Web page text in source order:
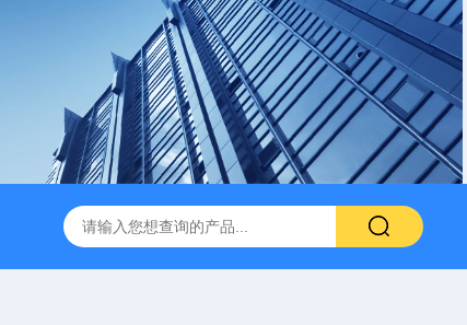
SMC比例阀ITV2050-312L KNF气体隔膜泵